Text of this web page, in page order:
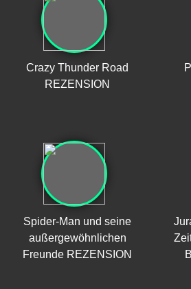
Crazy Thunder Road
REZENSION
Spider-Man und seine
außergewöhnlichen
Freunde REZENSION